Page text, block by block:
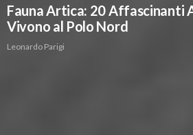
Fauna Artica: 20 Affascinanti
Vivono al Polo Nord
Leonardo Parigi